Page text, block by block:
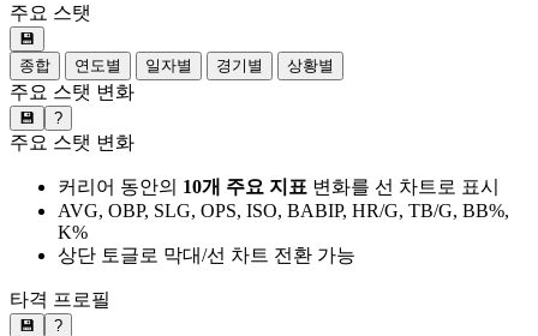
주요 스탯
💾
종합
연도별 일자별 경기별 상황별
주요 스탯 변화
💾 ?
주요 스탯 변화
커리어 동안의 10개 주요 지표 변화를 선 차트로 표시
AVG, OBP, SLG, OPS, ISO, BABIP, HR/G, TB/G, BB%,
K%
상단 토글로 막대/선 차트 전환 가능
타격 프로필
💾 ?